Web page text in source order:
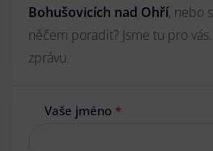
Bohušovicích nad Ohří, nebo
něčem poradit? Jsme tu pro
zprávu.
Vaše jméno *